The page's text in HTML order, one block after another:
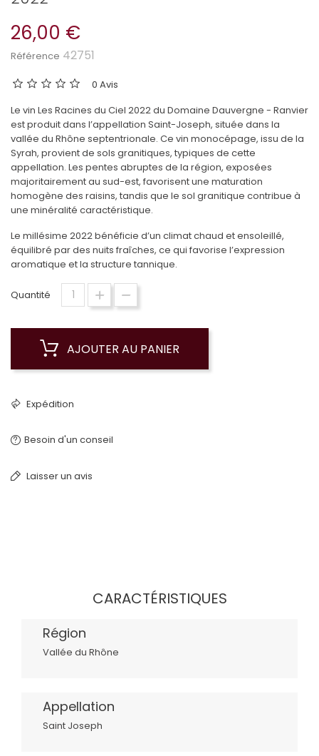
26,00 €
Référence 42751
0 Avis
Le vin Les Racines du Ciel 2022 du Domaine Dauvergne - Ranvier
est produit dans l’appellation Saint-Joseph, située dans la
vallée du Rhône septentrionale. Ce vin monocépage, issu de la
Syrah, provient de sols granitiques, typiques de cette
appellation. Les pentes abruptes de la région, exposées
majoritairement au sud-est, favorisent une maturation
homogène des raisins, tandis que le sol granitique contribue à
une minéralité caractéristique.
Le millésime 2022 bénéficie d’un climat chaud et ensoleillé,
équilibré par des nuits fraîches, ce qui favorise l’expression
aromatique et la structure tannique.
Quantité
AJOUTER AU PANIER
Expédition
Besoin d'un conseil
Laisser un avis
CARACTÉRISTIQUES
Région
Vallée du Rhône
Appellation
Saint Joseph